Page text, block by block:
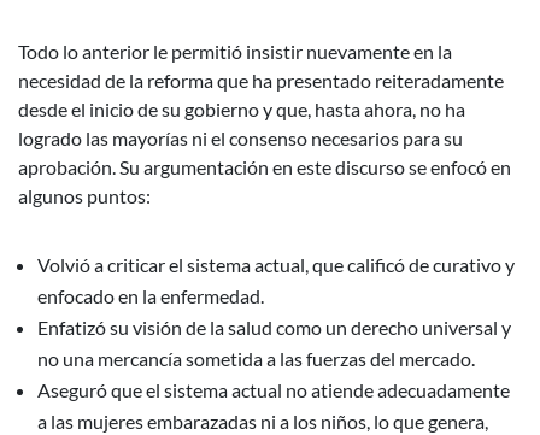
Todo lo anterior le permitió insistir nuevamente en la
necesidad de la reforma que ha presentado reiteradamente
desde el inicio de su gobierno y que, hasta ahora, no ha
logrado las mayorías ni el consenso necesarios para su
aprobación. Su argumentación en este discurso se enfocó en
algunos puntos:
Volvió a criticar el sistema actual, que calificó de curativo y
enfocado en la enfermedad.
Enfatizó su visión de la salud como un derecho universal y
no una mercancía sometida a las fuerzas del mercado.
Aseguró que el sistema actual no atiende adecuadamente
a las mujeres embarazadas ni a los niños, lo que genera,